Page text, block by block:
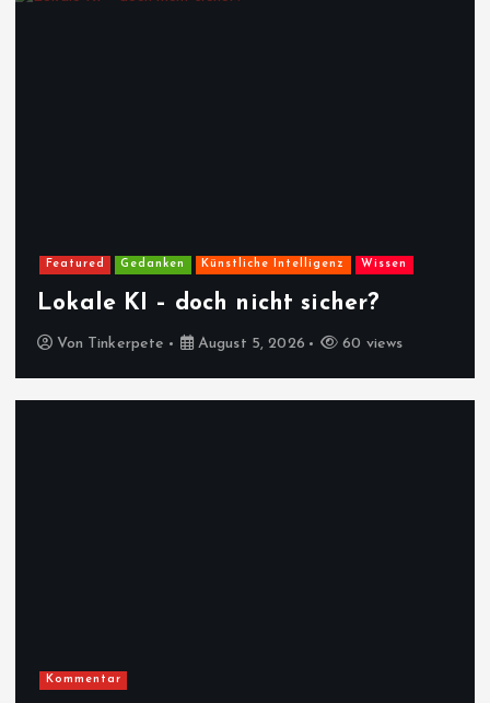
Featured Gedanken Künstliche Intelligenz Wissen
Lokale KI – doch nicht sicher?
Von Tinkerpete August 5, 2026 60 views
Kommentar